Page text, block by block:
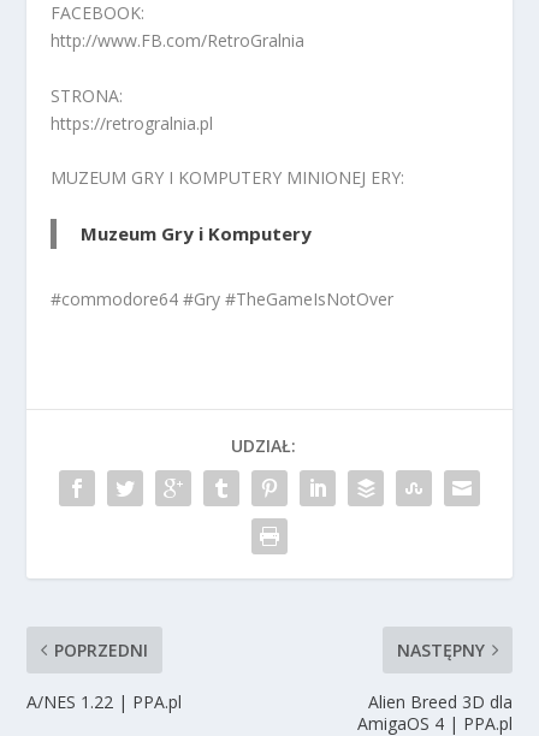
FACEBOOK:
http://www.FB.com/RetroGralnia
STRONA:
https://retrogralnia.pl
MUZEUM GRY I KOMPUTERY MINIONEJ ERY:
Muzeum Gry i Komputery
#commodore64 #Gry #TheGameIsNotOver
UDZIAŁ:
POPRZEDNI
A/NES 1.22 | PPA.pl
NASTĘPNY
Alien Breed 3D dla
AmigaOS 4 | PPA.pl